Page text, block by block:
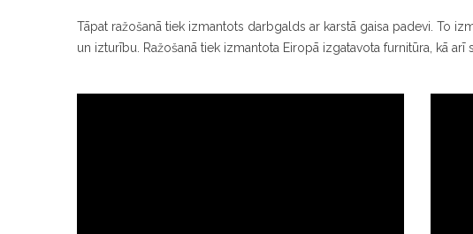
Tāpat ražošanā tiek izmantots darbgalds ar karstā gaisa padevi. To
un izturību. Ražošanā tiek izmantota Eiropā izgatavota furnitūra, kā